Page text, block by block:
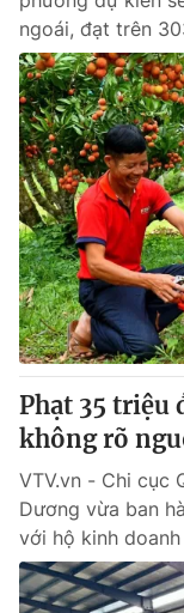
ngoái, đạt trên
Phạt 35 triệu
không rõ
VTV.vn - Chi cục
Dương vừa ban
với hộ kinh